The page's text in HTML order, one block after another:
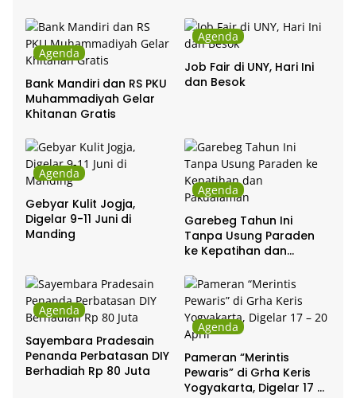
Agenda
Bank Mandiri dan RS PKU
Muhammadiyah Gelar
Khitanan Gratis
Agenda
Job Fair di UNY, Hari Ini
dan Besok
Agenda
Gebyar Kulit Jogja,
Digelar 9-11 Juni di
Manding
Agenda
Garebeg Tahun Ini
Tanpa Usung Paraden
ke Kepatihan dan
Agenda
Sayembara Pradesain
Penanda Perbatasan DIY
Berhadiah Rp 80 Juta
Agenda
Pameran “Merintis
Pewaris” di Grha Keris
Yogyakarta, Digelar 17 –